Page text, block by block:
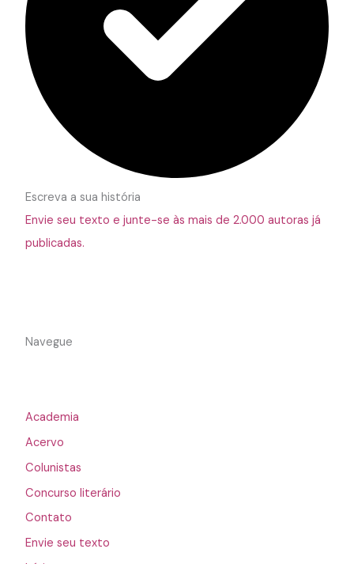
Escreva a sua história
Envie seu texto e junte-se às mais de 2.000 autoras já
publicadas.
Navegue
Academia
Acervo
Colunistas
Concurso literário
Contato
Envie seu texto